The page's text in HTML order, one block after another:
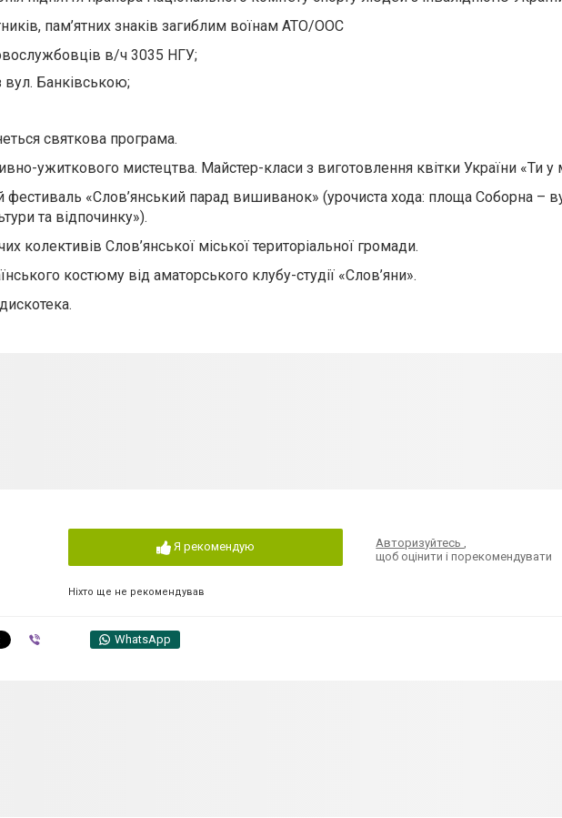
пам’ятних знаків загиблим воїнам АТО/ООС
в/ч 3035 НГУ;
вул. Банківською;
святкова програма.
ужиткового мистецтва. Майстер-класи з виготовлення квітки України «Ти у
фестиваль «Слов’янський парад вишиванок» (урочиста хода: площа Соборна –
та відпочинку»).
колективів Слов’янської міської територіальної громади.
костюму від аматорського клубу-студії «Слов’яни».
Я рекомендую
Ніхто ще не рекомендував
Авторизуйтесь,
щоб оцінити і порекомендувати
WhatsApp